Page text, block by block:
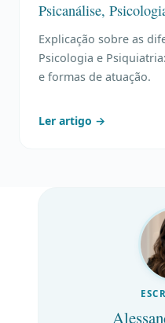
Psicanálise,
Explicação sobre as
Psicologia e
e formas de atuação.
Ler artigo →